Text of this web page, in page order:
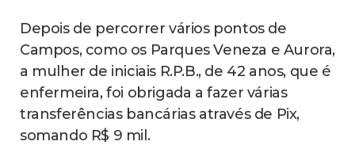
Depois de percorrer vários pontos de
Campos, como os Parques Veneza e Aurora,
a mulher de iniciais R.P.B., de 42 anos, que é
enfermeira, foi obrigada a fazer várias
transferências bancárias através de Pix,
somando R$ 9 mil.